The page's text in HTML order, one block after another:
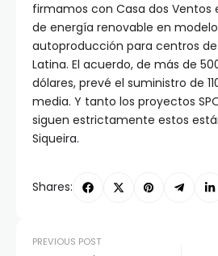
firmamos con Casa dos
de energía renovable en
autoproducción para centros
Latina. El acuerdo, de más de
dólares, prevé el suministro de
media. Y tanto los proyectos
siguen estrictamente estos
Siqueira.
Shares:
PREVIOUS POST